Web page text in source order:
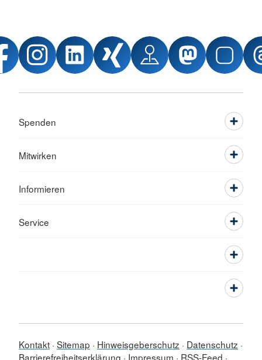
Spenden
Mitwirken
Informieren
Service
Kontakt Sitemap Hinweisgeberschutz
Datenschutz
Barrierefreiheitserklärung
Impressum RSS-Feed